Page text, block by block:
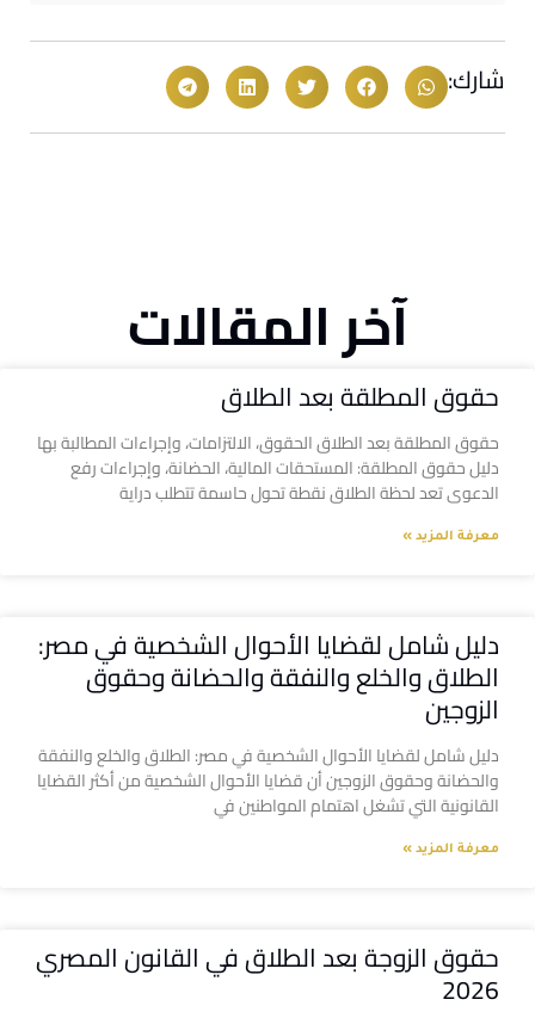
شارك:
آخر المقالات
حقوق المطلقة بعد الطلاق
حقوق المطلقة بعد الطلاق الحقوق، الالتزامات، وإجراءات المطالبة بها
دليل حقوق المطلقة: المستحقات المالية، الحضانة، وإجراءات رفع
الدعوى تعد لحظة الطلاق نقطة تحول حاسمة تتطلب دراية
معرفة المزيد »
دليل شامل لقضايا الأحوال الشخصية في مصر:
الطلاق والخلع والنفقة والحضانة وحقوق
الزوجين
دليل شامل لقضايا الأحوال الشخصية في مصر: الطلاق والخلع والنفقة
والحضانة وحقوق الزوجين أن قضايا الأحوال الشخصية من أكثر القضايا
القانونية التي تشغل اهتمام المواطنين في
معرفة المزيد »
حقوق الزوجة بعد الطلاق في القانون المصري
2026